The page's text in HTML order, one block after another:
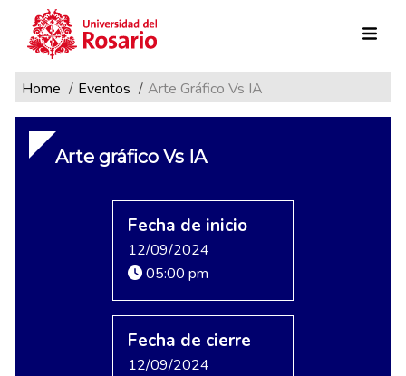
Pasar al contenido principal
Ruta de navegación
Home Eventos Arte Gráfico Vs IA
Arte gráfico Vs IA
Fecha de inicio
12/09/2024
05:00 pm
Fecha de cierre
12/09/2024